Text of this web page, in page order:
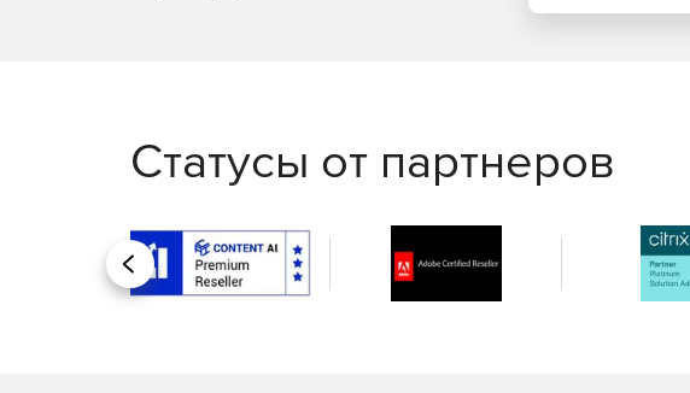
Статусы от партнеров
Назад